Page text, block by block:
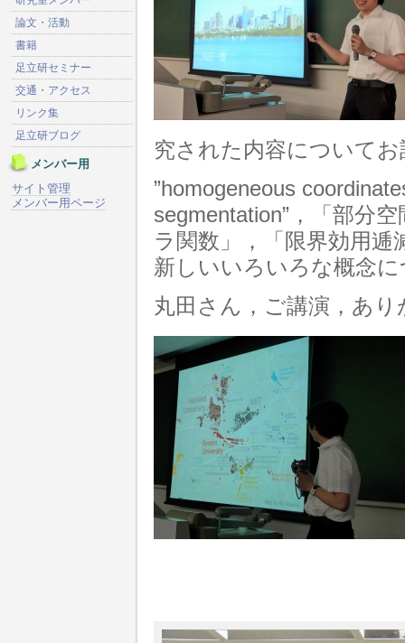
究された内容について
”homogeneous
segmentation”，「部分
ラ関数」，「限界効用
新しいいろいろな概念
丸田さん，ご講演，あ
論文・活動
書籍
足立研セミナー
交通・アクセス
リンク集
足立研ブログ
メンバー用
サイト管理
メンバー用ページ